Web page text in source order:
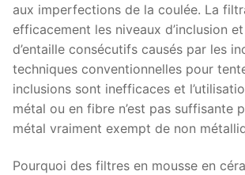
aux imperfections de la coulée. La
efficacement les niveaux d’inclusion
d’entaille consécutifs causés par les
techniques conventionnelles pour
inclusions sont inefficaces et
métal ou en fibre n’est pas suffisante
métal vraiment exempt de non
Pourquoi des filtres en mousse en